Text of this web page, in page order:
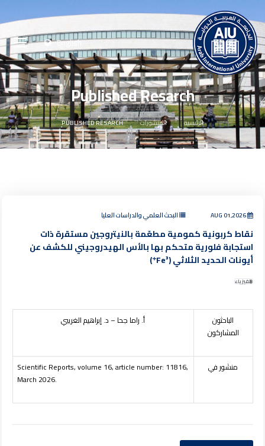
English
Published Resarch
الرئيسية المنشورات PUBLISHED RESARCH
AUG 01,2026 البحث العلمي والدراسات العليا
نقاط كربونية كمومية مطعّمة بالنيتروجين مستقرة ذات
استجابة فلورية متحكم بها بالأس الهيدروجيني للكشف عن
أيونات الحديد الثلاثي (Fe³⁺)
الفيزياء
الباحثون
المشاركون
أ. راما جحا – د. إبراهيم الغريبي
منشور في
Scientific Reports, volume 16, article number: 11816,
March 2026.